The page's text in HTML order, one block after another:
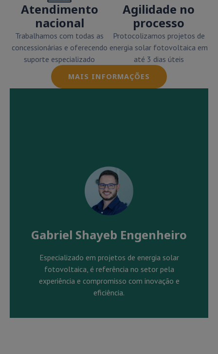
Atendimento
nacional
Trabalhamos com todas as
concessionárias e oferecendo
suporte especializado
Agilidade no
processo
Protocolizamos projetos de
energia solar fotovoltaica em
até 3 dias úteis
MAIS INFORMAÇÕES
Gabriel Shayeb Engenheiro
Especializado em projetos de energia solar
fotovoltaica, é referência no setor pela
experiência e compromisso com inovação e
eficiência.